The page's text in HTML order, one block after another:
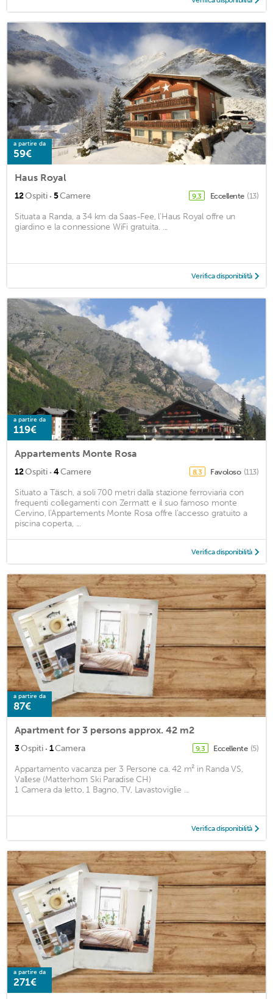
a partire da
59€
Haus Royal
12Ospiti · 5Camere 9,3 Eccellente (13)
Situata a Randa, a 34 km da Saas-Fee, l'Haus Royal offre un
giardino e la connessione WiFi gratuita. ...
Verifica disponibilità
a partire da
119€
Appartements Monte Rosa
12Ospiti · 4Camere 8,3 Favoloso (113)
Situato a Täsch, a soli 700 metri dalla stazione ferroviaria con
frequenti collegamenti con Zermatt e il suo famoso monte
Cervino, l'Appartements Monte Rosa offre l'accesso gratuito a
piscina coperta, ...
Verifica disponibilità
a partire da
87€
Apartment for 3 persons approx. 42 m2
3Ospiti · 1Camera 9,3 Eccellente (5)
Appartamento vacanza per 3 Persone ca. 42 m² in Randa VS,
Vallese (Matterhorn Ski Paradise CH)
1 Camera da letto, 1 Bagno, TV, Lavastoviglie ...
Verifica disponibilità
a partire da
271€